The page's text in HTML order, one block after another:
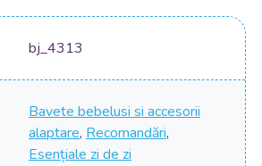
bj_4313
Bavete bebelusi si accesorii
alaptare, Recomandări,
Esențiale zi de zi